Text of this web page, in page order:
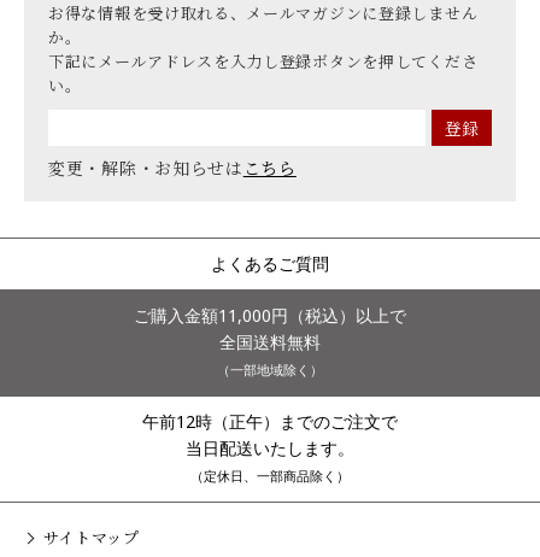
お得な情報を受け取れる、メールマガジンに登録しません
か。
下記にメールアドレスを入力し登録ボタンを押してくださ
い。
変更・解除・お知らせは こちら
よくあるご質問
ご購入金額11,000円（税込）以上で
全国送料無料
（一部地域除く）
午前12時（正午）までのご注文で
当日配送いたします。
（定休日、一部商品除く）
サイトマップ